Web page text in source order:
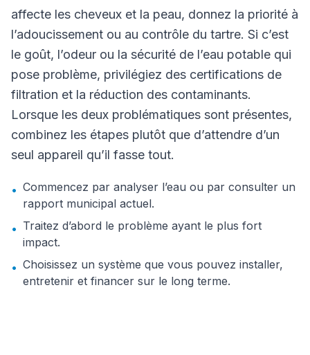
affecte les cheveux et la peau, donnez la priorité à
l’adoucissement ou au contrôle du tartre. Si c’est
le goût, l’odeur ou la sécurité de l’eau potable qui
pose problème, privilégiez des certifications de
filtration et la réduction des contaminants.
Lorsque les deux problématiques sont présentes,
combinez les étapes plutôt que d’attendre d’un
seul appareil qu’il fasse tout.
• Commencez par analyser l’eau ou par consulter un
rapport municipal actuel.
• Traitez d’abord le problème ayant le plus fort
impact.
• Choisissez un système que vous pouvez installer,
entretenir et financer sur le long terme.